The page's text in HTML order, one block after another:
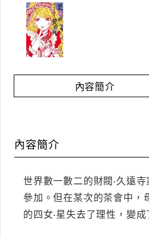
內容簡介
內容簡介
世界數一數二的財閥‧久遠
參加。但在某次的茶會中，
的四女‧星失去了理性，變